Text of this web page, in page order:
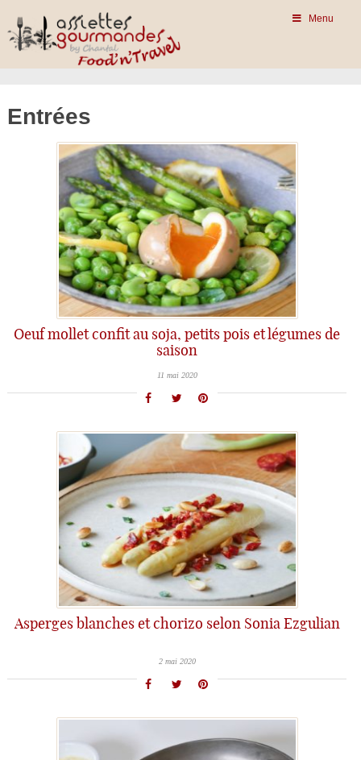
Menu
Entrées
Oeuf mollet confit au soja, petits pois et légumes de
saison
11 mai 2020
Asperges blanches et chorizo selon Sonia Ezgulian
2 mai 2020